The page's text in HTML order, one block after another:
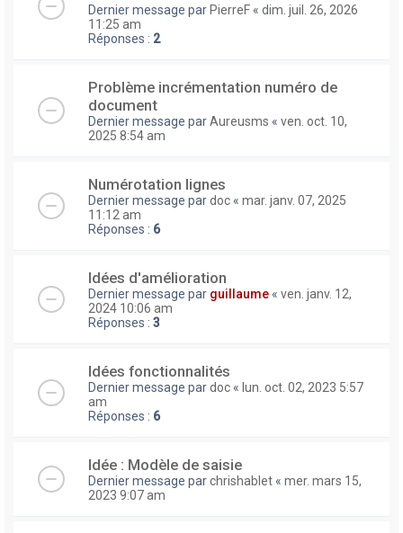
Dernier message parPierreF « dim. juil. 26, 2026
11:25 am
Réponses : 2
Problème incrémentation numéro de
document
Dernier message parAureusms « ven. oct. 10,
2025 8:54 am
Numérotation lignes
Dernier message pardoc « mar. janv. 07, 2025
11:12 am
Réponses : 6
Idées d'amélioration
Dernier message par guillaume « ven. janv. 12,
2024 10:06 am
Réponses : 3
Idées fonctionnalités
Dernier message pardoc « lun. oct. 02, 2023 5:57
am
Réponses : 6
Idée : Modèle de saisie
Dernier message parchrishablet « mer. mars 15,
2023 9:07 am